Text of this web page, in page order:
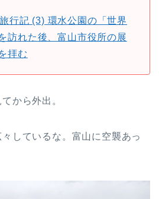
行記 (3) 環水公園の「世界
訪れた後、富山市役所の展
拝む
から外出。
しているな。富山に空襲あっ